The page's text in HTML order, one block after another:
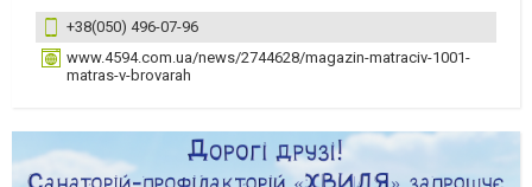
+38(050) 496-07-96
www.4594.com.ua/news/2744628/magazin-matraciv-1001-
matras-v-brovarah